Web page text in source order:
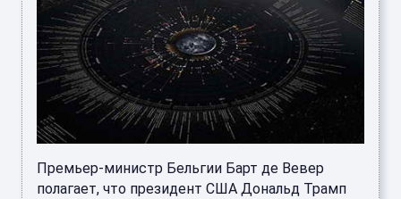
Премьер-министр Бельгии Барт де Вевер
полагает, что президент США Дональд Трамп